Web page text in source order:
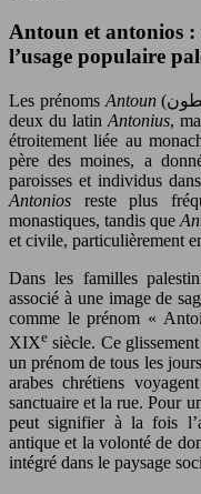
Antoun et antonios :
l’usage populaire
Les prénoms Antoun
deux du latin Antonius,
étroitement liée au
père des moines, a
paroisses et individus
Antonios reste plus
monastiques, tandis que
et civile, particulièrement
Dans les familles
associé à une image de
comme le prénom «
XIXe siècle. Ce
un prénom de tous les
arabes chrétiens
sanctuaire et la rue. Pour
peut signifier à la fois
antique et la volonté de
intégré dans le paysage